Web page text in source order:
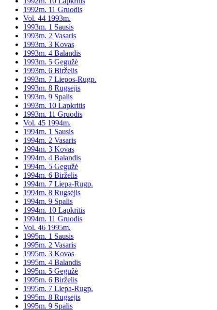
1992m. 11 Gruodis
Vol. 44 1993m.
1993m. 1 Sausis
1993m. 2 Vasaris
1993m. 3 Kovas
1993m. 4 Balandis
1993m. 5 Gegužė
1993m. 6 Birželis
1993m. 7 Liepos-Rugp.
1993m. 8 Rugsėjis
1993m. 9 Spalis
1993m. 10 Lapkritis
1993m. 11 Gruodis
Vol. 45 1994m.
1994m. 1 Sausis
1994m. 2 Vasaris
1994m. 3 Kovas
1994m. 4 Balandis
1994m. 5 Gegužė
1994m. 6 Birželis
1994m. 7 Liepa-Rugp.
1994m. 8 Rugsėjis
1994m. 9 Spalis
1994m. 10 Lapkritis
1994m. 11 Gruodis
Vol. 46 1995m.
1995m. 1 Sausis
1995m. 2 Vasaris
1995m. 3 Kovas
1995m. 4 Balandis
1995m. 5 Gegužė
1995m. 6 Birželis
1995m. 7 Liepa-Rugp.
1995m. 8 Rugsėjis
1995m. 9 Spalis